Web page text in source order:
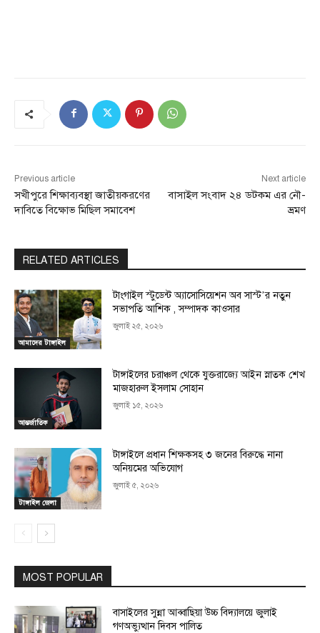
Previous article
সখীপুরে শিক্ষাব্যবস্থা জাতীয়করণের
দাবিতে বিক্ষোভ মিছিল সমাবেশ
Next article
বাসাইল সংবাদ ২৪ ডটকম এর নৌ-
ভ্রমণ
RELATED ARTICLES
আমাদের টাঙ্গাইল
টাংগাইল স্টুডেন্ট অ্যাসোসিয়েশন অব সাস্ট’র নতুন
সভাপতি আশিক , সম্পাদক কাওসার
জুলাই ২৫, ২০২৬
আন্তর্জাতিক
টাঙ্গাইলের চরাঞ্চল থেকে যুক্তরাজ্যে আইন স্নাতক শেখ
মাজহারুল ইসলাম সোহান
জুলাই ১৫, ২০২৬
টাঙ্গাইল জেলা
টাঙ্গাইলে প্রধান শিক্ষকসহ ৩ জনের বিরুদ্ধে নানা
অনিয়মের অভিযোগ
জুলাই ৫, ২০২৬
MOST POPULAR
বাসাইলের সুন্না আব্বাছিয়া উচ্চ বিদ্যালয়ে জুলাই
গণঅভ্যুত্থান দিবস পালিত